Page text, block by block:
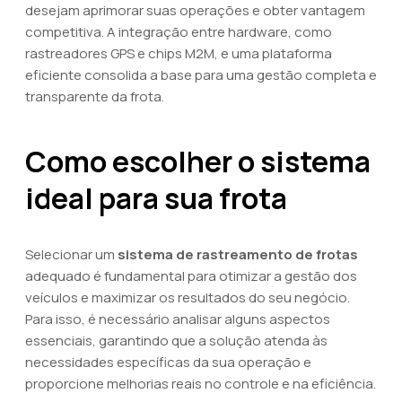
desejam aprimorar suas operações e obter vantagem
competitiva. A integração entre hardware, como
rastreadores GPS e chips M2M, e uma plataforma
eficiente consolida a base para uma gestão completa e
transparente da frota.
Como escolher o sistema
ideal para sua frota
Selecionar um sistema de rastreamento de frotas
adequado é fundamental para otimizar a gestão dos
veículos e maximizar os resultados do seu negócio.
Para isso, é necessário analisar alguns aspectos
essenciais, garantindo que a solução atenda às
necessidades específicas da sua operação e
proporcione melhorias reais no controle e na eficiência.